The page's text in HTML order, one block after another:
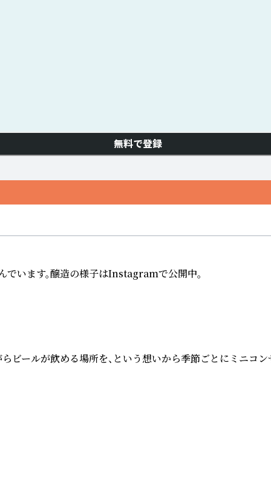
無料で登録
でいます。醸造の様子はInstagramで公開中。
ルが飲める場所を、という想いから季節ごとにミ